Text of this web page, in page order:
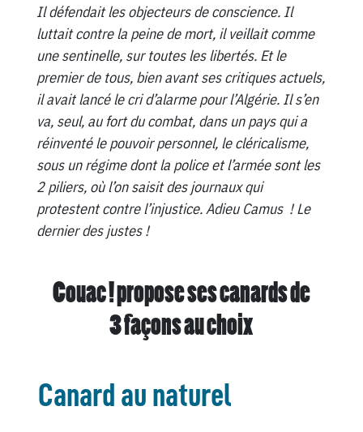
Il défendait les objecteurs de conscience. Il
luttait contre la peine de mort, il veillait comme
une sentinelle, sur toutes les libertés. Et le
premier de tous, bien avant ses critiques actuels,
il avait lancé le cri d’alarme pour l’Algérie. Il s’en
va, seul, au fort du combat, dans un pays qui a
réinventé le pouvoir personnel, le cléricalisme,
sous un régime dont la police et l’armée sont les
2 piliers, où l’on saisit des journaux qui
protestent contre l’injustice. Adieu Camus ! Le
dernier des justes !
Couac ! propose ses canards de
3 façons au choix
Canard au naturel